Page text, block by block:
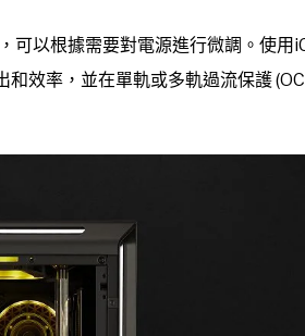
可以根據需要對電源進行微調。使用
效率，並在單軌或多軌過流保護